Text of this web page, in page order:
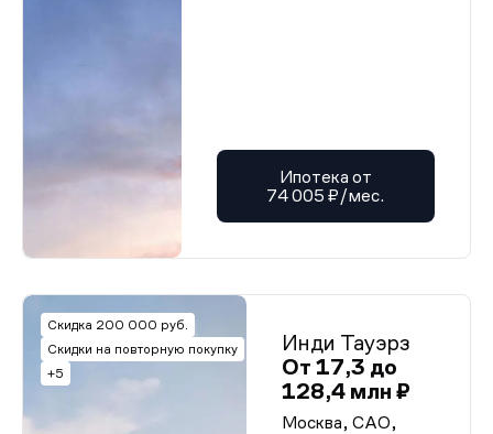
Ипотека от
74 005 ₽/мес.
Скидка 200 000 руб.
Скидки на повторную покупку
+5
Инди Тауэрз
От 17,3 до
128,4 млн ₽
Москва, САО,